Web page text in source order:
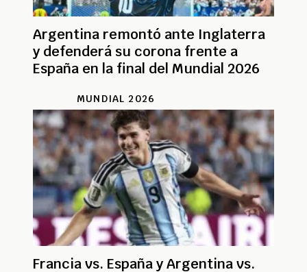
Argentina remontó ante Inglaterra
y defenderá su corona frente a
España en la final del Mundial 2026
MUNDIAL 2026
Francia vs. España y Argentina vs.